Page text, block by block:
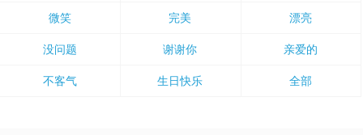
微笑 完美 漂亮
没问题 谢谢你 亲爱的
不客气 生日快乐 全部